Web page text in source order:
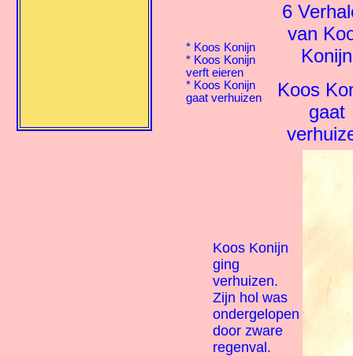
* Koos Konijn
* Koos Konijn
verft eieren
* Koos Konijn
gaat verhuizen
6
van
Konijn
Koos
gaat
Koos Konijn
ging
verhuizen.
Zijn hol was
ondergelopen
door zware
regenval.